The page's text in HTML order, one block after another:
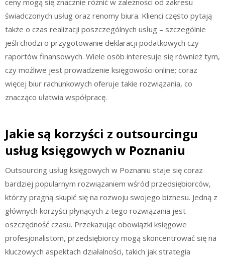
świadczonych usług oraz renomy biura. Klienci często pytają
także o czas realizacji poszczególnych usług – szczególnie
jeśli chodzi o przygotowanie deklaracji podatkowych czy
raportów finansowych. Wiele osób interesuje się również tym,
czy możliwe jest prowadzenie księgowości online; coraz
więcej biur rachunkowych oferuje takie rozwiązania, co
znacząco ułatwia współpracę.
Jakie są korzyści z outsourcingu
usług księgowych w Poznaniu
Outsourcing usług księgowych w Poznaniu staje się coraz
bardziej popularnym rozwiązaniem wśród przedsiębiorców,
którzy pragną skupić się na rozwoju swojego biznesu. Jedną z
głównych korzyści płynących z tego rozwiązania jest
oszczędność czasu. Przekazując obowiązki księgowe
profesjonalistom, przedsiębiorcy mogą skoncentrować się na
kluczowych aspektach działalności, takich jak strategia